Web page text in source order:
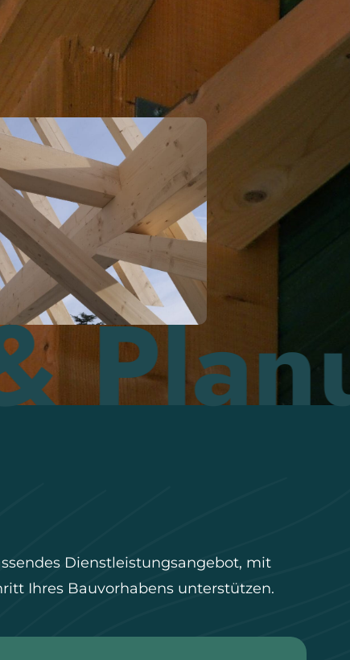
Dienstleistungsangebot, mit
Ihres Bauvorhabens unterstützen.